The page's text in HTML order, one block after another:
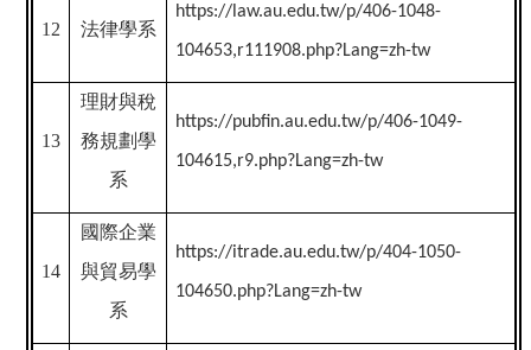
12 法律學系
https://law.au.edu.tw/p/406-1048-
104653,r111908.php?Lang=zh-tw
13
理財與稅
務規劃學
系
https://pubfin.au.edu.tw/p/406-1049-
104615,r9.php?Lang=zh-tw
14
國際企業
與貿易學
系
https://itrade.au.edu.tw/p/404-1050-
104650.php?Lang=zh-tw